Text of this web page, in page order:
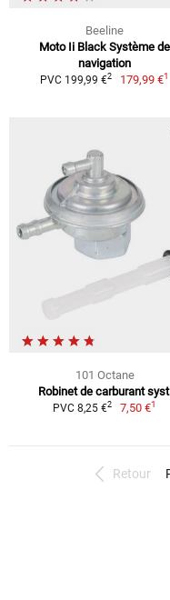
Beeline
Moto Ii Black Système de
navigation
PVC 199,99 €2 179,99 €1
101 Octane
Robinet de carburant
PVC 8,25 €2 7,50 €1
Retour